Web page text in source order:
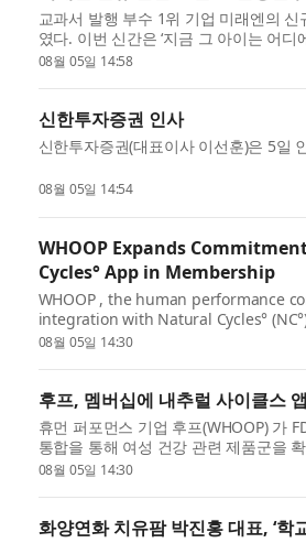
교과서 발행 부수 1위 기업 미래엔의 신
였다. 이번 신간은 ‘지금 그 아이는 어디
08월 05일 14:58
신한투자증권 인사
신한투자증권(대표이사 이선훈)은 5
08월 05일 14:54
WHOOP Expands
Cycles° App in Membership
WHOOP , the human performance
integration with Natural Cycles°
month subscription t...
08월 05일 14:30
후프, 멤버십에 내추럴 사이클스
휴먼 퍼포먼스 기업 후프(WHOOP) 가
통합을 통해 여성 건강 관련 제품군을
앱 12개...
08월 05일 14:30
화양연화 치유팜 박진홍 대표, ‘학